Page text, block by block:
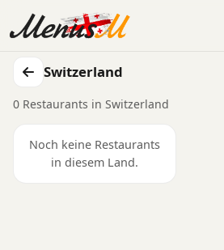
Switzerland
0 Restaurants in Switzerland
Noch keine Restaurants
in diesem Land.